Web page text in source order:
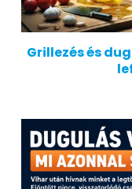
Grillezés és